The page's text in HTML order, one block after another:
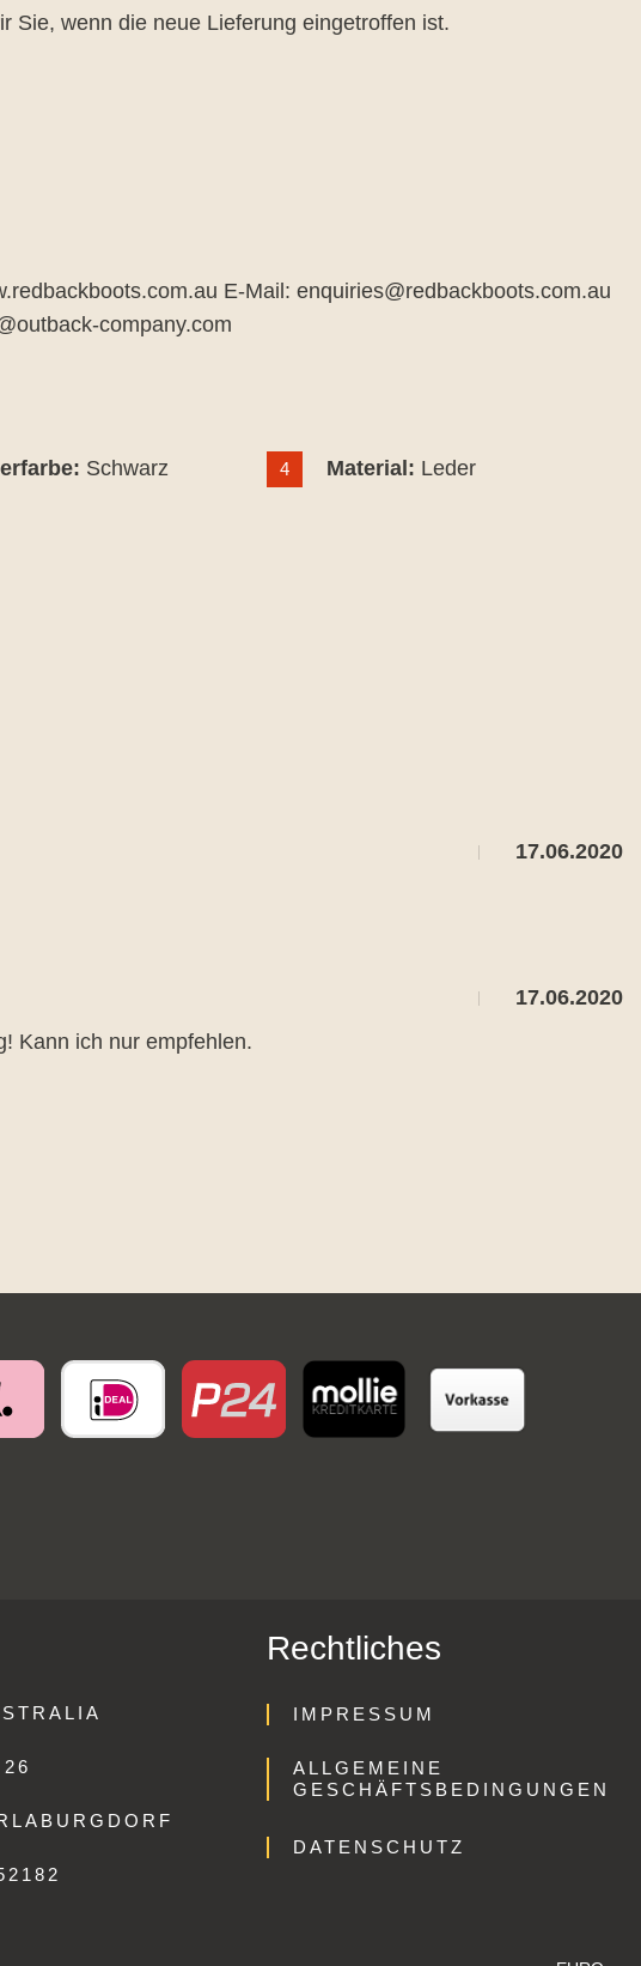
Sie, wenn die neue Lieferung eingetroffen ist.
E-Mail: enquiries@redbackboots.com.au
company.com
Schwarz 4 Material: Leder
17.06.2020
17.06.2020
Kann ich nur empfehlen.
Rechtliches
IMPRESSUM
ALLGEMEINE
GESCHÄFTSBEDINGUNGEN
DATENSCHUTZ